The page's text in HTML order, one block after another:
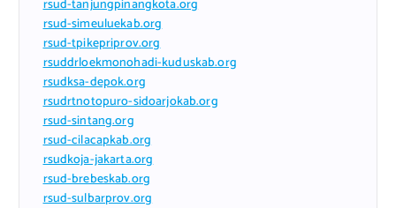
rsud-tanjungpinangkota.org
rsud-simeuluekab.org
rsud-tpikepriprov.org
rsuddrloekmonohadi-kuduskab.org
rsudksa-depok.org
rsudrtnotopuro-sidoarjokab.org
rsud-sintang.org
rsud-cilacapkab.org
rsudkoja-jakarta.org
rsud-brebeskab.org
rsud-sulbarprov.org